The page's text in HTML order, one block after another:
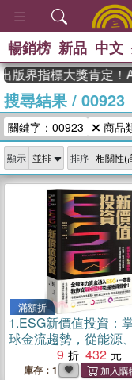
暢銷榜 新品 中文
版界指標大獎肯定！
搜尋結果/ 00923
關鍵字：00923
商品
顯示 排序
滿額折
1.ESG新價值投資：
球金流趨勢，從能源
到電動車，散戶穩健
投資機會
9 432
庫存：1